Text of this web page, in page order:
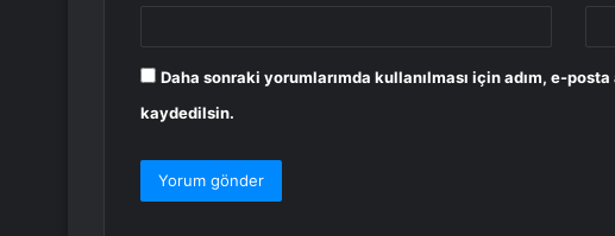
Daha sonraki yorumlarımda kullanılması için adım, e-
kaydedilsin.